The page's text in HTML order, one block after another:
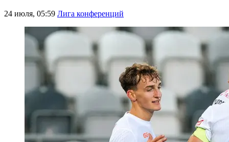
24 июля, 05:59 Лига конференций